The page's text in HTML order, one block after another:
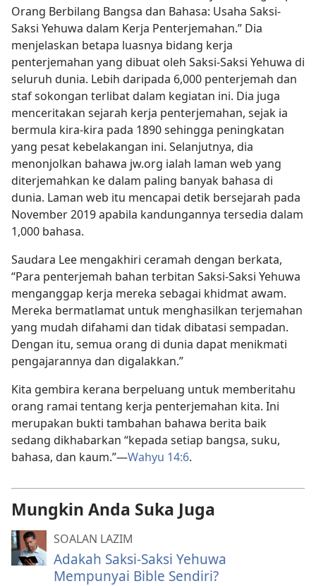
Orang Berbilang Bangsa dan Bahasa: Usaha Saksi-
Saksi Yehuwa dalam Kerja Penterjemahan.” Dia
menjelaskan betapa luasnya bidang kerja
penterjemahan yang dibuat oleh Saksi-Saksi Yehuwa di
seluruh dunia. Lebih daripada 6,000 penterjemah dan
staf sokongan terlibat dalam kegiatan ini. Dia juga
menceritakan sejarah kerja penterjemahan, sejak ia
bermula kira-kira pada 1890 sehingga peningkatan
yang pesat kebelakangan ini. Selanjutnya, dia
menonjolkan bahawa jw.org ialah laman web yang
diterjemahkan ke dalam paling banyak bahasa di
dunia. Laman web itu mencapai detik bersejarah pada
November 2019 apabila kandungannya tersedia dalam
1,000 bahasa.
Saudara Lee mengakhiri ceramah dengan berkata,
“Para penterjemah bahan terbitan Saksi-Saksi Yehuwa
menganggap kerja mereka sebagai khidmat awam.
Mereka bermatlamat untuk menghasilkan terjemahan
yang mudah difahami dan tidak dibatasi sempadan.
Dengan itu, semua orang di dunia dapat menikmati
pengajarannya dan digalakkan.”
Kita gembira kerana berpeluang untuk memberitahu
orang ramai tentang kerja penterjemahan kita. Ini
merupakan bukti tambahan bahawa berita baik
sedang dikhabarkan “kepada setiap bangsa, suku,
bahasa, dan kaum.”—Wahyu 14:6.
Mungkin Anda Suka Juga
SOALAN LAZIM
Adakah Saksi-Saksi Yehuwa
Mempunyai Bible Sendiri?